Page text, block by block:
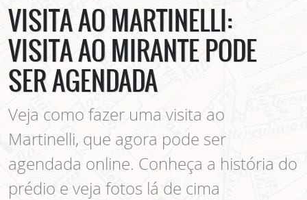
VISITA AO MARTINELLI:
VISITA AO MIRANTE PODE
SER AGENDADA
Veja como fazer uma visita ao
Martinelli, que agora pode ser
agendada online. Conheça a história do
prédio e veja fotos lá de cima